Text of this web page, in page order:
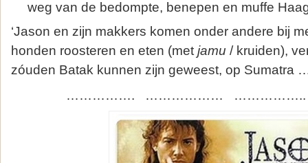
weg van de bedompte, benepen en muffe
‘Jason en zijn makkers komen onder andere bij
honden roosteren en eten (met jamu / kruiden),
zóuden Batak kunnen zijn geweest, op Sumatra
……………. ………………